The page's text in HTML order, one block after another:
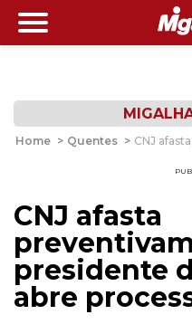
Home > Quentes > CNJ
CNJ afasta
presidente
abre